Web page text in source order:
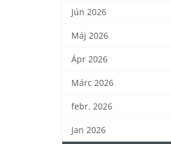
Jún 2026
Máj 2026
Ápr 2026
Márc 2026
febr. 2026
Jan 2026